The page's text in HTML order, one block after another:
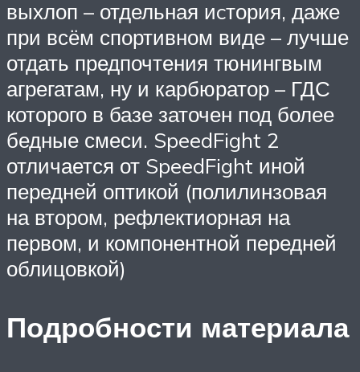
выхлоп – отдельная иcтория, даже
при всём спортивном виде – лучше
отдать предпочтения тюнингвым
агрегатам, ну и карбюратор – ГДС
которого в базе заточен под более
бедные смеси. SpeedFight 2
отличается от SpeedFight иной
передней оптикой (полилинзовая
на втором, рефлектиорная на
первом, и компонентной передней
облицовкой)
Подробности материала